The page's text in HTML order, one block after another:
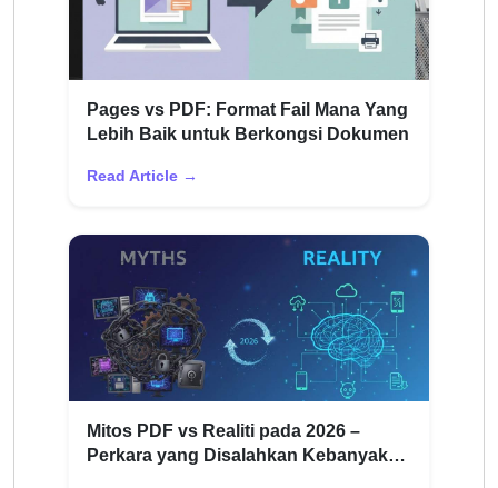
Pages vs PDF: Format Fail Mana Yang
Lebih Baik untuk Berkongsi Dokumen
Read Article →
Mitos PDF vs Realiti pada 2026 –
Perkara yang Disalahkan Kebanyakan